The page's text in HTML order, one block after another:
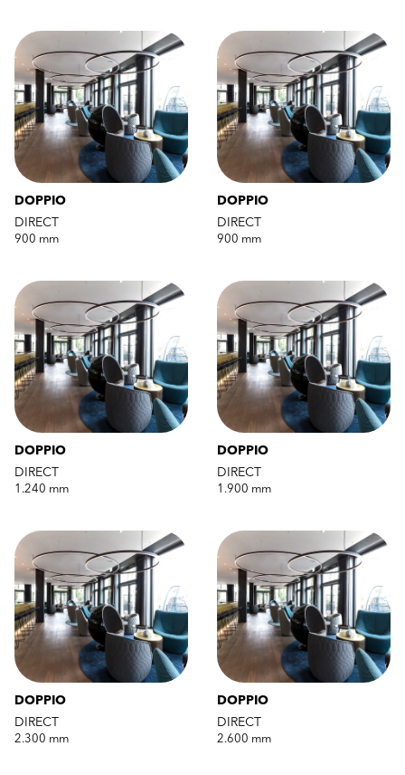
DOPPIO
DIRECT
900 mm
DOPPIO
DIRECT
900 mm
DOPPIO
DIRECT
1.240 mm
DOPPIO
DIRECT
1.900 mm
DOPPIO
DIRECT
2.300 mm
DOPPIO
DIRECT
2.600 mm